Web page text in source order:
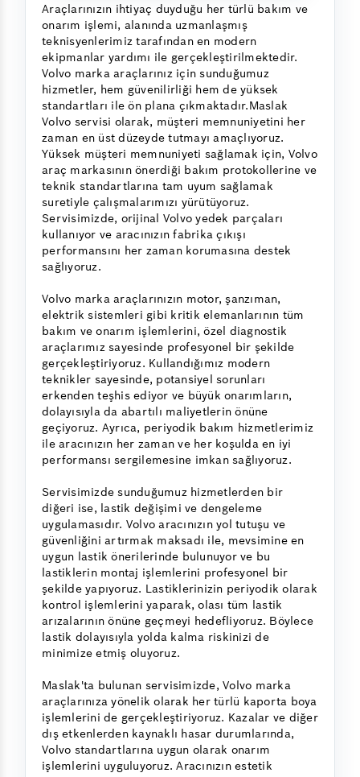
Araçlarınızın ihtiyaç duyduğu her türlü bakım ve
onarım işlemi, alanında uzmanlaşmış
teknisyenlerimiz tarafından en modern
ekipmanlar yardımı ile gerçekleştirilmektedir.
Volvo marka araçlarınız için sunduğumuz
hizmetler, hem güvenilirliği hem de yüksek
standartları ile ön plana çıkmaktadır.Maslak
Volvo servisi olarak, müşteri memnuniyetini her
zaman en üst düzeyde tutmayı amaçlıyoruz.
Yüksek müşteri memnuniyeti sağlamak için, Volvo
araç markasının önerdiği bakım protokollerine ve
teknik standartlarına tam uyum sağlamak
suretiyle çalışmalarımızı yürütüyoruz.
Servisimizde, orijinal Volvo yedek parçaları
kullanıyor ve aracınızın fabrika çıkışı
performansını her zaman korumasına destek
sağlıyoruz.
Volvo marka araçlarınızın motor, şanzıman,
elektrik sistemleri gibi kritik elemanlarının tüm
bakım ve onarım işlemlerini, özel diagnostik
araçlarımız sayesinde profesyonel bir şekilde
gerçekleştiriyoruz. Kullandığımız modern
teknikler sayesinde, potansiyel sorunları
erkenden teşhis ediyor ve büyük onarımların,
dolayısıyla da abartılı maliyetlerin önüne
geçiyoruz. Ayrıca, periyodik bakım hizmetlerimiz
ile aracınızın her zaman ve her koşulda en iyi
performansı sergilemesine imkan sağlıyoruz.
Servisimizde sunduğumuz hizmetlerden bir
diğeri ise, lastik değişimi ve dengeleme
uygulamasıdır. Volvo aracınızın yol tutuşu ve
güvenliğini artırmak maksadı ile, mevsimine en
uygun lastik önerilerinde bulunuyor ve bu
lastiklerin montaj işlemlerini profesyonel bir
şekilde yapıyoruz. Lastiklerinizin periyodik olarak
kontrol işlemlerini yaparak, olası tüm lastik
arızalarının önüne geçmeyi hedefliyoruz. Böylece
lastik dolayısıyla yolda kalma riskinizi de
minimize etmiş oluyoruz.
Maslak'ta bulunan servisimizde, Volvo marka
araçlarınıza yönelik olarak her türlü kaporta boya
işlemlerini de gerçekleştiriyoruz. Kazalar ve diğer
dış etkenlerden kaynaklı hasar durumlarında,
Volvo standartlarına uygun olarak onarım
işlemlerini uyguluyoruz. Aracınızın estetik